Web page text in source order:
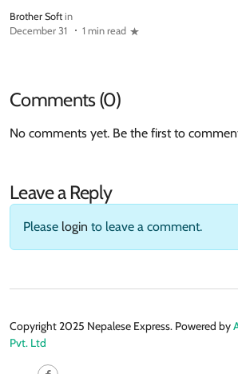
Brother Soft in
December 31
1 min read
Comments (0)
No comments yet. Be the first to
Leave a Reply
Please login to leave a comment.
Copyright 2025 Nepalese Express. Powered by
Pvt. Ltd